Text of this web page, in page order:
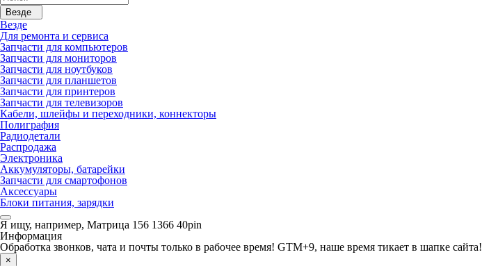
Везде
Везде
Для ремонта и сервиса
Запчасти для компьютеров
Запчасти для мониторов
Запчасти для ноутбуков
Запчасти для планшетов
Запчасти для принтеров
Запчасти для телевизоров
Кабели, шлейфы и переходники, коннекторы
Полиграфия
Радиодетали
Распродажа
Электроника
Аккумуляторы, батарейки
Запчасти для смартофонов
Аксессуары
Блоки питания, зарядки
Я ищу, например, Матрица 156 1366 40pin
Информация
Обработка звонков, чата и почты только в рабочее время! GTM+9, наше время тикает в шапке сайта!
×